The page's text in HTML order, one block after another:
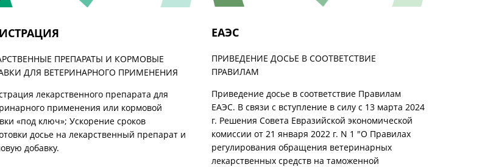
ПРЕПАРАТЫ И КОРМОВЫЕ
ДЛЯ ВЕТЕРИНАРНОГО ПРИМЕНЕНИЯ
лекарственного препарата для
применения или кормовой
«под ключ»; Ускорение сроков
досье на лекарственный препарат и
добавку.
ЕАЭС
ПРИВЕДЕНИЕ ДОСЬЕ В СООТВЕТСТВИЕ
ПРАВИЛАМ
Приведение досье в соответствие Правилам
ЕАЭС. В связи с вступление в силу с 13 марта 2024
г. Решения Совета Евразийской экономической
комиссии от 21 января 2022 г. N 1 "О Правилах
регулирования обращения ветеринарных
лекарственных средств на таможенной